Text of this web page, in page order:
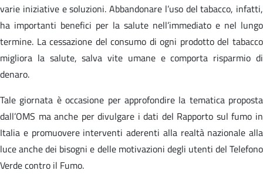
varie iniziative e soluzioni. Abbandonare l’uso del tabacco, infatti,
ha importanti benefici per la salute nell’immediato e nel lungo
termine. La cessazione del consumo di ogni prodotto del tabacco
migliora la salute, salva vite umane e comporta risparmio di
denaro.
Tale giornata è occasione per approfondire la tematica proposta
dall’OMS ma anche per divulgare i dati del Rapporto sul fumo in
Italia e promuovere interventi aderenti alla realtà nazionale alla
luce anche dei bisogni e delle motivazioni degli utenti del Telefono
Verde contro il Fumo.